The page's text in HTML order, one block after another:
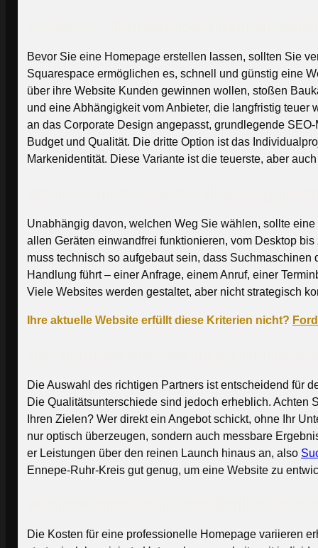
Bevor Sie eine Homepage erstellen lassen, sollten Sie
Squarespace ermöglichen es, schnell und günstig eine
über ihre Website Kunden gewinnen wollen, stoßen
und eine Abhängigkeit vom Anbieter, die langfristig
an das Corporate Design angepasst, grundlegende
Budget und Qualität. Die dritte Option ist das
Markenidentität. Diese Variante ist die teuerste, aber
Unabhängig davon, welchen Weg Sie wählen, sollte
allen Geräten einwandfrei funktionieren, vom Desktop
muss technisch so aufgebaut sein, dass
Handlung führt – einer Anfrage, einem Anruf, einer
Viele Websites werden gestaltet, aber nicht strategisch
Ihre aktuelle Website erfüllt diese Kriterien nicht?
Die Auswahl des richtigen Partners ist entscheidend für
Die Qualitätsunterschiede sind jedoch erheblich. Achten
Ihren Zielen? Wer direkt ein Angebot schickt, ohne Ihr
nur optisch überzeugen, sondern auch messbare
er Leistungen über den reinen Launch hinaus an, also
Ennepe-Ruhr-Kreis gut genug, um eine Website zu
Die Kosten für eine professionelle Homepage variieren